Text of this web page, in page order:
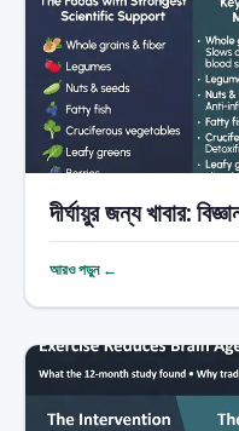
দীর্ঘায়ুর জন্য খাবার:
আরও পড়ুন ←